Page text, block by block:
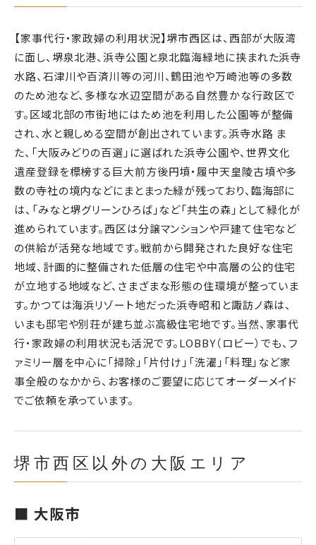
【家事代行・家政婦の利用状況】堺市西区は、西部が大阪湾
に面し、堺泉北港、浜寺公園と泉北臨海緑地に挟まれた浜寺
水路、石津川や百済川等の河川、鶴田池や万崎池等の多数
のため池など、多様な水辺空間がある自然豊かな行政区で
す。区域北部の市街地にはため池を利用した公園等が整備
され、水と親しめる空間が創出されています。浜寺水路 ま
た、「大阪みどりの百選」に選ばれた浜寺公園や、世界文化
遺産登録を標榜する巨大前方後円墳・履中天皇陵古墳や多
数の寺社の境内などにまとまった緑が残っており、臨海部に
は、「みなと堺グリーンひろば」など「共生の森」として緑化が
進められています。西区は分譲マンションや戸建て住宅など
の供給が活発な地域です。戦前から開発された良好な住宅
地域、計画的に整備された低層の住宅や中高層の公的住宅
が立地する地域など、さまざまな形態の住環境が整っていま
す。かつては海浜リゾート地だった浜寺昭和と諏訪ノ森は、
いまも邸宅や別荘が建ち並ぶ高級住宅地です。当然、家事代
行・家政婦の利用状況も活況です。LOBBY（ロビー）でも、フ
ァミリー層を中心に「掃除」「片付け」「洗濯」「料理」など家
事全般のなかから、お客様のご要望に応じてオーダーメイド
でご依頼を承っています。
堺市西区以外の大阪エリア
■ 大阪市